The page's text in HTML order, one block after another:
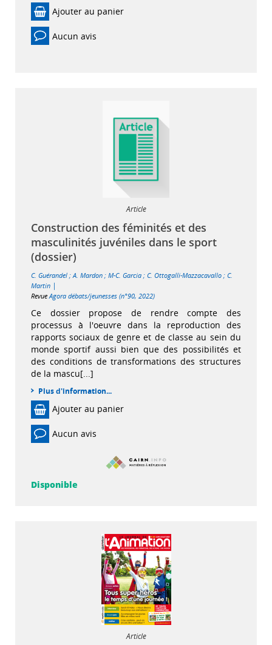
Ajouter au panier
Aucun avis
Article
Construction des féminités et des
masculinités juvéniles dans le sport
(dossier)
C. Guérandel ;A. Mardon ; M-C. Garcia ; C. Ottogalli-Mazzacavallo ; C.
Martin |
RevueAgora débats/jeunesses (n°90, 2022)
Ce dossier propose de rendre compte des
processus à l'oeuvre dans la reproduction des
rapports sociaux de genre et de classe au sein du
monde sportif aussi bien que des possibilités et
des conditions de transformations des structures
de la mascu[...]
Plus d'information...
Ajouter au panier
Aucun avis
Disponible
Article